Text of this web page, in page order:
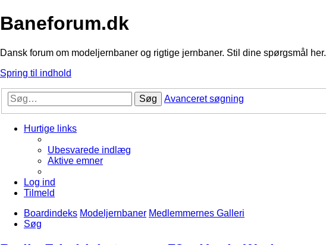
Baneforum.dk
Dansk forum om modeljernbaner og rigtige jernbaner. Stil dine spørgsmål her.
Spring til indhold
Søg Avanceret søgning
Hurtige links
Ubesvarede indlæg
Aktive emner
Log ind
Tilmeld
Boardindeks Modeljernbaner Medlemmernes Galleri
Søg